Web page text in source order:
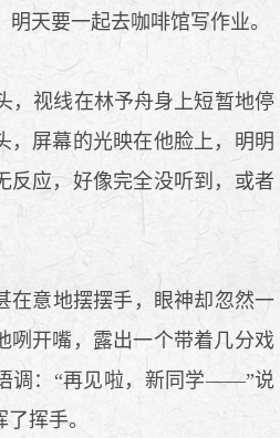
天要一起去咖啡馆写作业。
视线在林予舟身上短暂地停
，屏幕的光映在他脸上，明明
反应，好像完全没听到，或者
意地摆摆手，眼神却忽然一
咧开嘴，露出一个带着几分戏
调：“再见啦，新同学——”说
挥手。